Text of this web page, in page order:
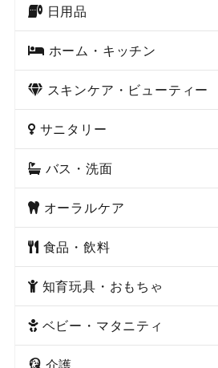
日用品
ホーム・キッチン
スキンケア・ビューティー
サニタリー
バス・洗面
オーラルケア
食品・飲料
知育玩具・おもちゃ
ベビー・マタニティ
介護